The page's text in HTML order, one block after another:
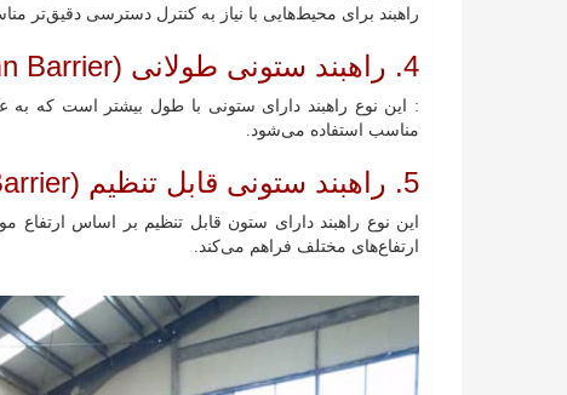
راهبند برای محیط‌هایی با نیاز به کنترل دسترسی دقیق‌تر
4. راهبند ستونی طولانی (Long Column Barrier)
: این نوع راهبند دارای ستونی با طول بیشتر است که به
مناسب استفاده می‌شود.
5. راهبند ستونی قابل تنظیم (Adjustable Column Barrier):
این نوع راهبند دارای ستون قابل تنظیم بر اساس
ارتفاع‌های مختلف فراهم می‌کند.